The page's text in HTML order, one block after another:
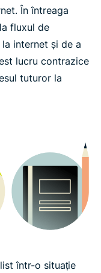
În întreaga
fluxul de
internet și de a
lucru contrazice
tuturor la
într-o situație